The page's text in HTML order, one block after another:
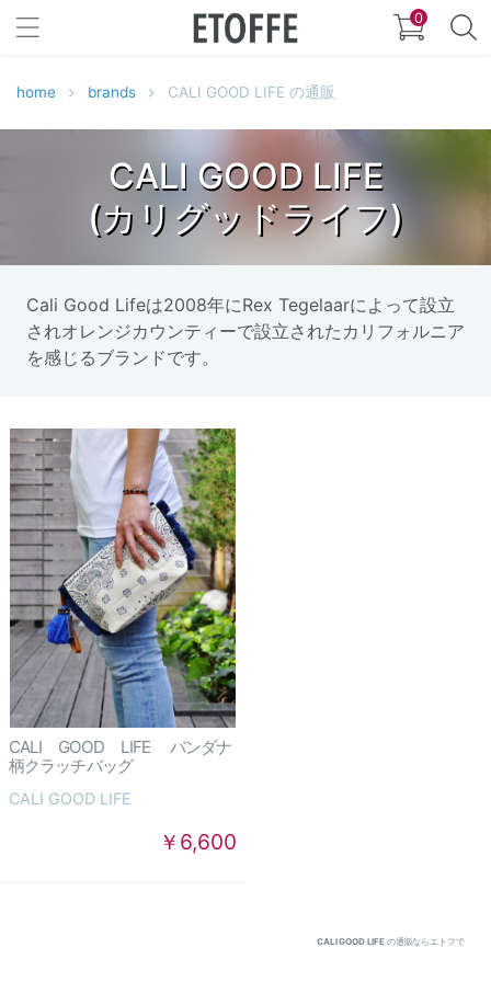
0
home brands CALI GOOD LIFE の通販
CALI GOOD LIFE
(カリグッドライフ)
Cali Good Lifeは2008年にRex Tegelaarによって設立
されオレンジカウンティーで設立されたカリフォルニア
を感じるブランドです。
CALI GOOD LIFE バンダナ
柄クラッチバッグ
CALI GOOD LIFE
￥6,600
CALI GOOD LIFE の通販ならエトフで